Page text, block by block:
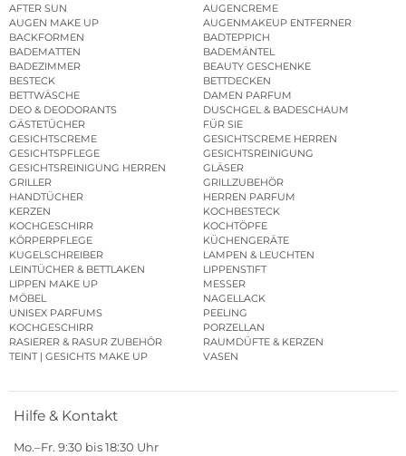
AFTER SUN
AUGENCREME
AUGEN MAKE UP
AUGENMAKEUP ENTFERNER
BACKFORMEN
BADTEPPICH
BADEMATTEN
BADEMÄNTEL
BADEZIMMER
BEAUTY GESCHENKE
BESTECK
BETTDECKEN
BETTWÄSCHE
DAMEN PARFUM
DEO & DEODORANTS
DUSCHGEL & BADESCHAUM
GÄSTETÜCHER
FÜR SIE
GESICHTSCREME
GESICHTSCREME HERREN
GESICHTSPFLEGE
GESICHTSREINIGUNG
GESICHTSREINIGUNG HERREN
GLÄSER
GRILLER
GRILLZUBEHÖR
HANDTÜCHER
HERREN PARFUM
KERZEN
KOCHBESTECK
KOCHGESCHIRR
KOCHTÖPFE
KÖRPERPFLEGE
KÜCHENGERÄTE
KUGELSCHREIBER
LAMPEN & LEUCHTEN
LEINTÜCHER & BETTLAKEN
LIPPENSTIFT
LIPPEN MAKE UP
MESSER
MÖBEL
NAGELLACK
UNISEX PARFUMS
PEELING
KOCHGESCHIRR
PORZELLAN
RASIERER & RASUR ZUBEHÖR
RAUMDÜFTE & KERZEN
TEINT | GESICHTS MAKE UP
VASEN
Hilfe & Kontakt
Mo.–Fr. 9:30 bis 18:30 Uhr